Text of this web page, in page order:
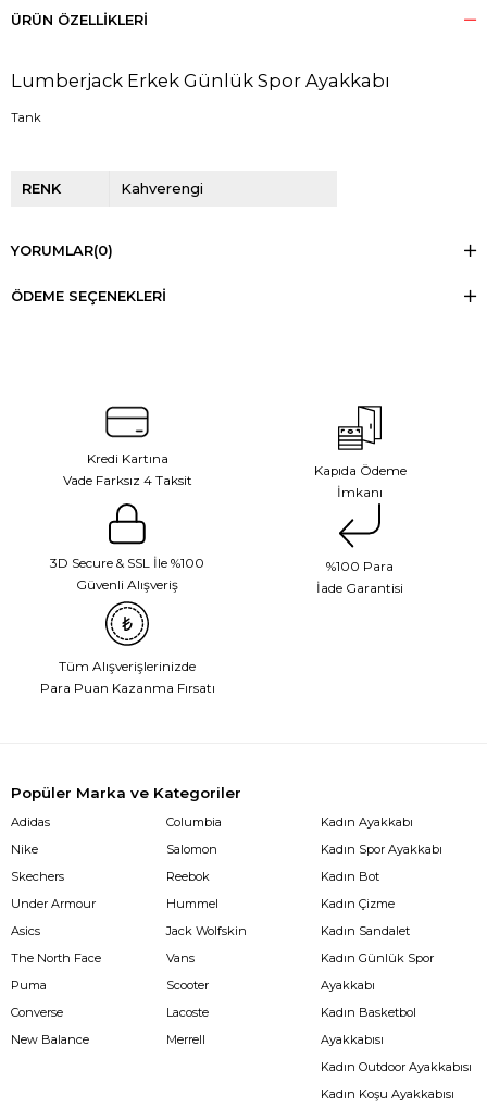
ÜRÜN ÖZELLIKLERI
Lumberjack Erkek Günlük Spor Ayakkabı
Tank
RENK Kahverengi
YORUMLAR(0)
ÖDEME SEÇENEKLERI
Kredi Kartına
Vade Farksız 4 Taksit
Kapıda Ödeme
İmkanı
3D Secure & SSL İle %100
Güvenli Alışveriş
%100 Para
İade Garantisi
Tüm Alışverişlerinizde
Para Puan Kazanma Fırsatı
Popüler Marka ve Kategoriler
Adidas
Nike
Skechers
Under Armour
Asics
The North Face
Puma
Converse
New Balance
Columbia
Salomon
Reebok
Hummel
Jack Wolfskin
Vans
Scooter
Lacoste
Merrell
Kadın Ayakkabı
Kadın Spor Ayakkabı
Kadın Bot
Kadın Çizme
Kadın Sandalet
Kadın Günlük Spor
Ayakkabı
Kadın Basketbol
Ayakkabısı
Kadın Outdoor Ayakkabısı
Kadın Koşu Ayakkabısı